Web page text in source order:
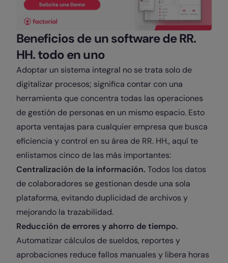
Beneficios de un software de RR.
HH. todo en uno
Adoptar un sistema integral no se trata solo de
digitalizar procesos; significa contar con una
herramienta que concentra todas las operaciones
de gestión de personas en un mismo espacio. Esto
aporta ventajas para cualquier empresa que busca
eficiencia y control en su área de RR. HH., aquí te
enlistamos cinco de las más importantes:
Centralización de la información. Todos los datos
de colaboradores se gestionan desde una sola
plataforma, evitando duplicidad de archivos y
mejorando la trazabilidad.
Reducción de errores y ahorro de tiempo.
Automatizar cálculos de sueldos, reportes y
aprobaciones reduce fallos manuales y libera horas